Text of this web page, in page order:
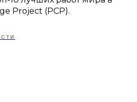
Project (PCP).